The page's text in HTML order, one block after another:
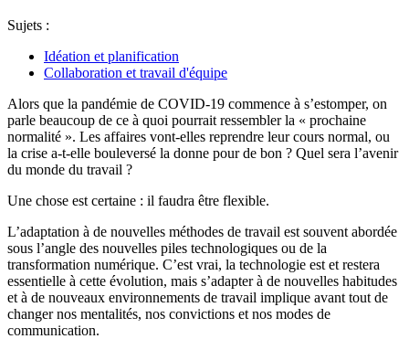
Sujets :
Idéation et planification
Collaboration et travail d'équipe
Alors que la pandémie de COVID-19 commence à s’estomper, on
parle beaucoup de ce à quoi pourrait ressembler la « prochaine
normalité ». Les affaires vont-elles reprendre leur cours normal, ou
la crise a-t-elle bouleversé la donne pour de bon ? Quel sera l’avenir
du monde du travail ?
Une chose est certaine : il faudra être flexible.
L’adaptation à de nouvelles méthodes de travail est souvent abordée
sous l’angle des nouvelles piles technologiques ou de la
transformation numérique. C’est vrai, la technologie est et restera
essentielle à cette évolution, mais s’adapter à de nouvelles habitudes
et à de nouveaux environnements de travail implique avant tout de
changer nos mentalités, nos convictions et nos modes de
communication.